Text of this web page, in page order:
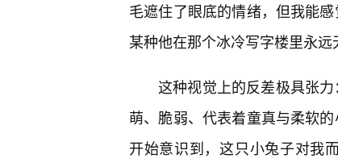
毛遮住了眼底的情绪，但我能
某种他在那个冰冷写字楼里永远
这种视觉上的反差极具张
萌、脆弱、代表着童真与柔软
开始意识到，这只小兔子对我